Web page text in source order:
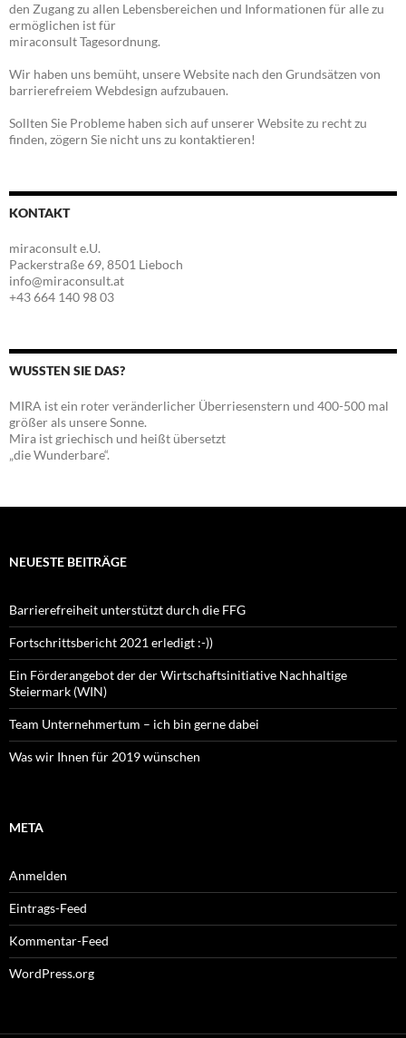
den Zugang zu allen Lebensbereichen und Informationen für alle zu
ermöglichen ist für
miraconsult Tagesordnung.
Wir haben uns bemüht, unsere Website nach den Grundsätzen von
barrierefreiem Webdesign aufzubauen.
Sollten Sie Probleme haben sich auf unserer Website zu recht zu
finden, zögern Sie nicht uns zu kontaktieren!
KONTAKT
miraconsult e.U.
Packerstraße 69, 8501 Lieboch
info@miraconsult.at
+43 664 140 98 03
WUSSTEN SIE DAS?
MIRA ist ein roter veränderlicher Überriesenstern und 400-500 mal
größer als unsere Sonne.
Mira ist griechisch und heißt übersetzt
„die Wunderbare“.
NEUESTE BEITRÄGE
Barrierefreiheit unterstützt durch die FFG
Fortschrittsbericht 2021 erledigt :-))
Ein Förderangebot der der Wirtschaftsinitiative Nachhaltige
Steiermark (WIN)
Team Unternehmertum – ich bin gerne dabei
Was wir Ihnen für 2019 wünschen
META
Anmelden
Eintrags-Feed
Kommentar-Feed
WordPress.org